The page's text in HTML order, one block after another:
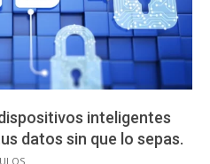
inteligentes
datos sin que lo sepas.